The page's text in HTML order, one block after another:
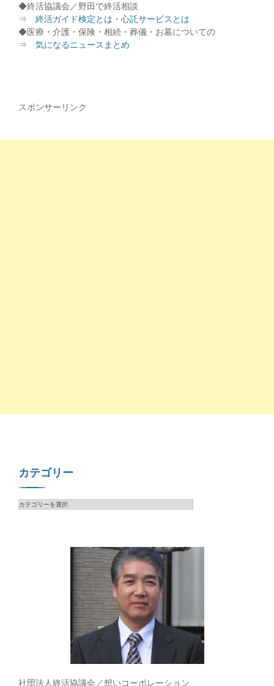
◆終活協議会／野田で終活相談
⇒ 終活ガイド検定とは・心託サービスとは
◆医療・介護・保険・相続・葬儀・お墓についての
⇒ 気になるニュースまとめ
スポンサーリンク
カテゴリー
カ
社団法人終活協議会／想いコーポレーション